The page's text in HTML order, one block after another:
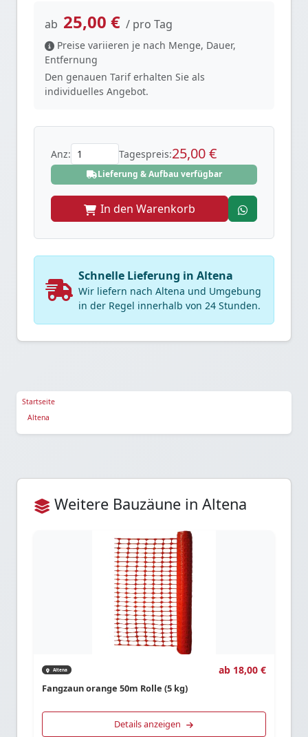
Startseite
Altena
ab 25,00 € / pro Tag
Preise variieren je nach Menge, Dauer,
Entfernung
Den genauen Tarif erhalten Sie als
individuelles Angebot.
Anz: Tagespreis:25,00 €
Lieferung & Aufbau verfügbar
In den Warenkorb
Schnelle Lieferung in Altena
Wir liefern nach Altena und Umgebung
in der Regel innerhalb von 24 Stunden.
Weitere Bauzäune in Altena
Altena ab 18,00 €
Fangzaun orange 50m Rolle (5 kg)
Details anzeigen